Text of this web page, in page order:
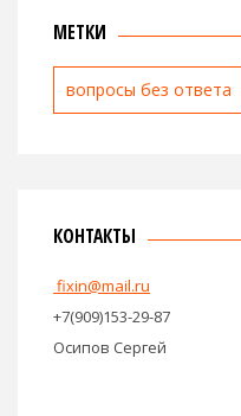
МЕТКИ
вопросы без ответа
КОНТАКТЫ
fixin@mail.ru
+7(909)153-29-87
Осипов Сергей